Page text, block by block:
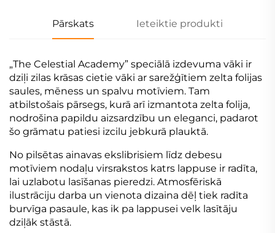
Pārskats Ieteiktie produkti
„The Celestial Academy” speciālā izdevuma vāki ir
dziļi zilas krāsas cietie vāki ar sarežģītiem zelta folijas
saules, mēness un spalvu motīviem. Tam
atbilstošais pārsegs, kurā arī izmantota zelta folija,
nodrošina papildu aizsardzību un eleganci, padarot
šo grāmatu patiesi izcilu jebkurā plauktā.
No pilsētas ainavas ekslibrisiem līdz debesu
motīviem nodaļu virsrakstos katrs lappuse ir radīta,
lai uzlabotu lasīšanas pieredzi. Atmosfēriskā
ilustrāciju darba un vienota dizaina dēļ tiek radīta
burvīga pasaule, kas ik pa lappusei velk lasītāju
dziļāk stāstā.